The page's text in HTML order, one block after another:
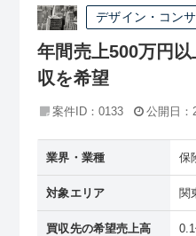
デザイン・コン
年間売上500万円
収を希望
案件ID：0133 公開日：
業界・業種 保
対象エリア 関
買収先の希望売上高